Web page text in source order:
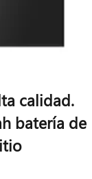
calidad.
batería de